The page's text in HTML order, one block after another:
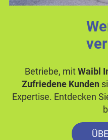
Betriebe, mitWaibl
Zufriedene Kunden
Expertise. Entdecken